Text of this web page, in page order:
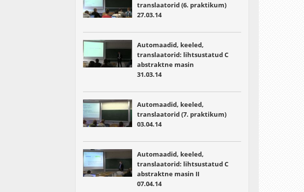
translaatorid (6. praktikum)
27.03.14
Automaadid, keeled,
translaatorid: lihtsustatud C
abstraktne masin
31.03.14
Automaadid, keeled,
translaatorid (7. praktikum)
03.04.14
Automaadid, keeled,
translaatorid: lihtsustatud C
abstraktne masin II
07.04.14